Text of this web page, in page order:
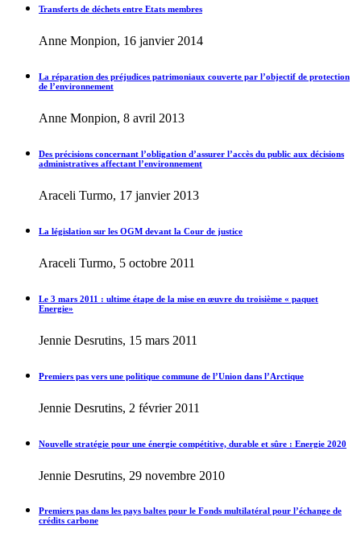
Transferts de déchets entre Etats membres
Anne Monpion, 16 janvier 2014
La réparation des préjudices patrimoniaux couverte par l’objectif de protection
de l’environnement
Anne Monpion, 8 avril 2013
Des précisions concernant l’obligation d’assurer l’accès du public aux décisions
administratives affectant l’environnement
Araceli Turmo, 17 janvier 2013
La législation sur les OGM devant la Cour de justice
Araceli Turmo, 5 octobre 2011
Le 3 mars 2011 : ultime étape de la mise en œuvre du troisième « paquet
Energie»
Jennie Desrutins, 15 mars 2011
Premiers pas vers une politique commune de l’Union dans l’Arctique
Jennie Desrutins, 2 février 2011
Nouvelle stratégie pour une énergie compétitive, durable et sûre : Energie 2020
Jennie Desrutins, 29 novembre 2010
Premiers pas dans les pays baltes pour le Fonds multilatéral pour l’échange de
crédits carbone